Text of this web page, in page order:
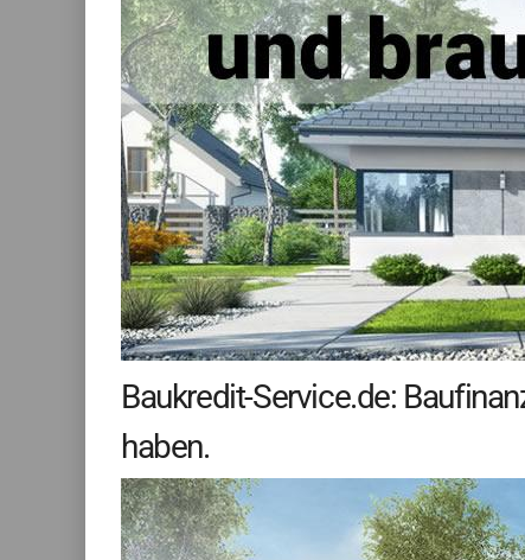
Baukredit-Service.de:
haben.